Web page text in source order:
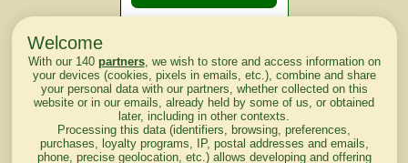
lendemain
Courses
d'aujourd'hui
Welcome
With our 140 partners, we wish to store and access information on
your devices (cookies, pixels in emails, etc.), combine and share
your personal data with our partners, whether collected on this
website or in our emails, already held by some of us, or obtained
later, including in other contexts.
Processing this data (identifiers, browsing, preferences,
purchases, loyalty programs, IP, postal addresses and emails,
phone, precise geolocation, etc.) allows developing and offering